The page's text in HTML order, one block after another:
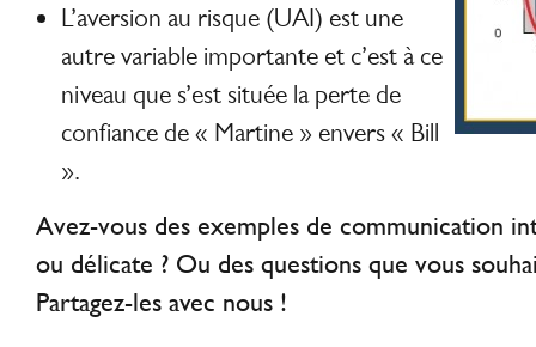
L’aversion au risque (UAI) est une
autre variable importante et c’est à ce
niveau que s’est située la perte de
confiance de « Martine » envers « Bill
».
Avez-vous des exemples de communication
ou délicate ? Ou des questions que vous
Partagez-les avec nous !